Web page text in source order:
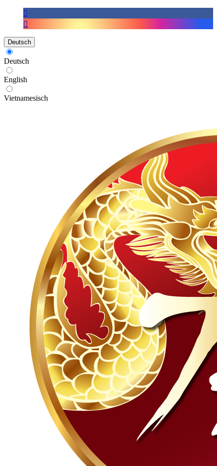
Deutsch
Deutsch
English
Vietnamesisch